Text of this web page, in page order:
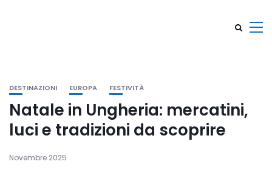
DESTINAZIONI EUROPA FESTIVITÀ
Natale in Ungheria: mercatini,
luci e tradizioni da scoprire
Novembre 2025